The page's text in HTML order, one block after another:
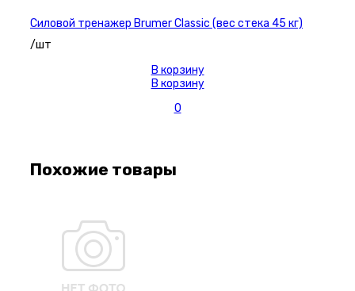
Силовой тренажер Brumer Classic (вес стека 45 кг)
/шт
В корзину
В корзину
0
Похожие товары